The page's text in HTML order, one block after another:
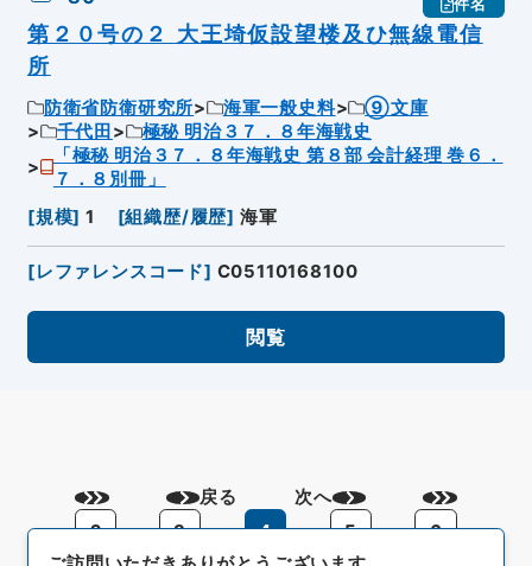
件名
第２０号の２ 大王埼仮設望楼及ひ無線電信
所
防衛省防衛研究所 海軍一般史料
⑨文庫
千代田
極秘 明治３７．８年海戦史
「極秘 明治３７．８年海戦史 第８部 会計経理 巻６．
７．８別冊」
[規模] 1 [組織歴/履歴] 海軍
[レファレンスコード] C05110168100
閲覧
戻る
2
3 4 5 6
次へ